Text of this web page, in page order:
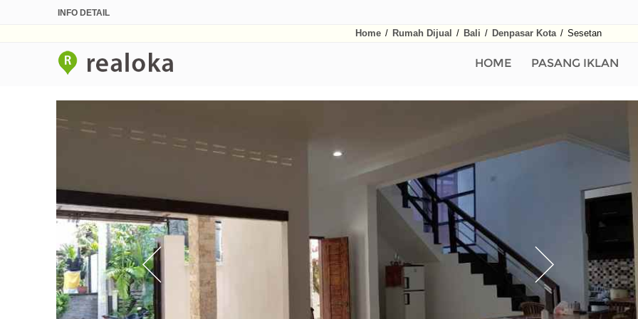
INFO DETAIL
Home / Rumah Dijual / Bali / Denpasar Kota / Sesetan
HOME PASANG IKLAN